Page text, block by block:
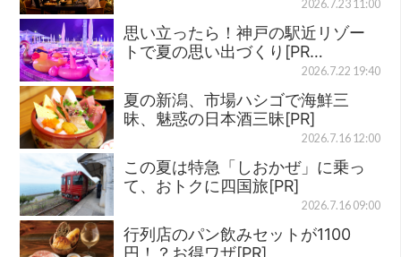
2026.7.23 11:00
思い立ったら！神戸の駅近リゾー
トで夏の思い出づくり[PR…
2026.7.22 19:40
夏の新潟、市場ハシゴで海鮮三
昧、魅惑の日本酒三昧[PR]
2026.7.16 12:00
この夏は特急「しおかぜ」に乗っ
て、おトクに四国旅[PR]
2026.7.16 09:00
行列店のパン飲みセットが1100
円！？お得ワザ[PR]